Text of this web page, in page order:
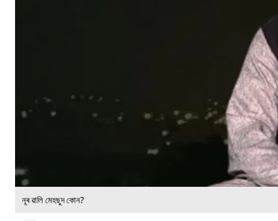
নূৰ ৱালি মেহছুদ কোন?